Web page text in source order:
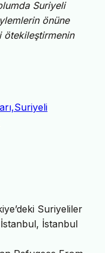
Suriyeli
önüne
ötekileştirmenin
Suriyeliler
İstanbul